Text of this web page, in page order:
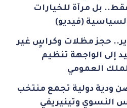
بل مرآة للخيارات
(فيديو)
حجز مظلات وكراسٍ غير
إلى الواجهة تنظيم
العمومي
ودية دولية تجمع منتخب
وتينيريفي